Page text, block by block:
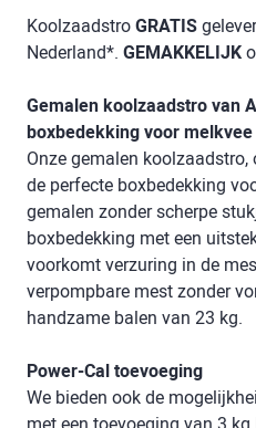
Koolzaadstro GRATIS
Nederland*. GEMAKKELIJK
Gemalen koolzaadstro van
boxbedekking voor melkvee
Onze gemalen koolzaadstro,
de perfecte boxbedekking
gemalen zonder scherpe
boxbedekking met een
voorkomt verzuring in de
verpompbare mest zonder
handzame balen van 23 kg.
Power-Cal toevoeging
We bieden ook de